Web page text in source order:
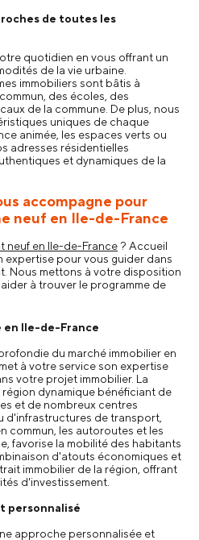
de toutes les
quotidien en vous offrant un
de la vie urbaine.
immobiliers sont bâtis à
des écoles, des
de la commune. De plus, nous
uniques de chaque
animée, les espaces verts ou
adresses résidentielles
et dynamiques de la
accompagne pour
neuf en Ile-de-France
neuf en Ile-de-France ? Accueil
expertise pour vous guider dans
Nous mettons à votre disposition
à trouver le programme de
en Ile-de-France
du marché immobilier en
à votre service son expertise
votre projet immobilier. La
dynamique bénéficiant de
et de nombreux centres
d'infrastructures de transport,
commun, les autoroutes et les
favorise la mobilité des habitants
d'atouts économiques et
immobilier de la région, offrant
d'investissement.
personnalisé
approche personnalisée et